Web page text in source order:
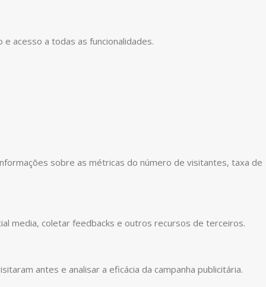
acesso a todas as funcionalidades.
sobre as métricas do número de visitantes, taxa de
media, coletar feedbacks e outros recursos de terceiros.
antes e analisar a eficácia da campanha publicitária.